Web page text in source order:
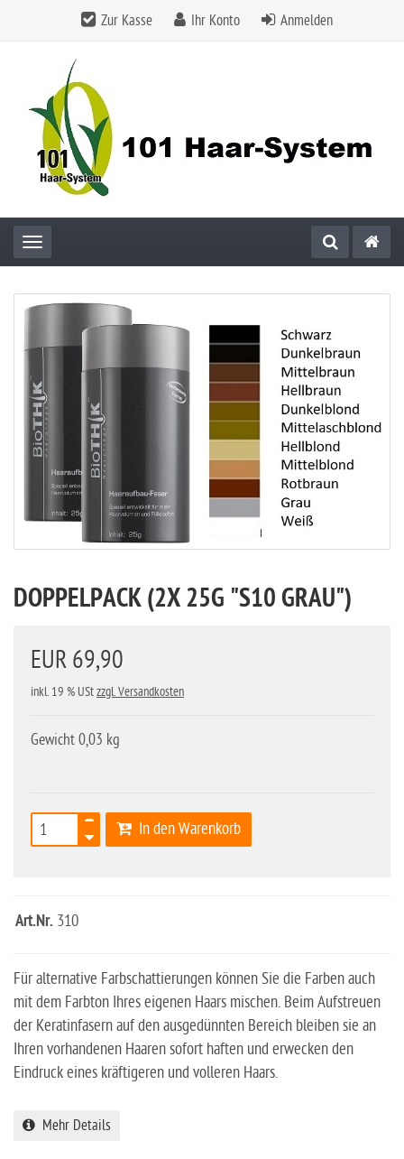
Zur Kasse Ihr Konto Anmelden
Toggle navigation
DOPPELPACK (2X 25G "S10 GRAU")
EUR 69,90
inkl. 19 % UStzzgl. Versandkosten
Gewicht 0,03 kg
In den Warenkorb
Art.Nr. 310
Für alternative Farbschattierungen können Sie die Farben auch
mit dem Farbton Ihres eigenen Haars mischen. Beim Aufstreuen
der Keratinfasern auf den ausgedünnten Bereich bleiben sie an
Ihren vorhandenen Haaren sofort haften und erwecken den
Eindruck eines kräftigeren und volleren Haars.
Mehr Details